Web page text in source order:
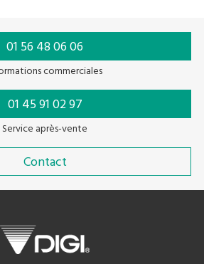
01 56 48 06 06
commerciales
01 45 91 02 97
Service après-vente
Contact